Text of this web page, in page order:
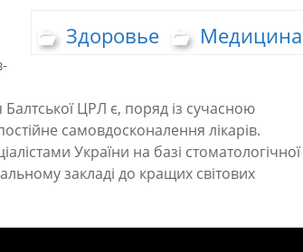
Здоровье Медицина
Балтської ЦРЛ є, поряд із сучасною
самовдосконалення лікарів.
України на базі стоматологічної
закладі до кращих світових